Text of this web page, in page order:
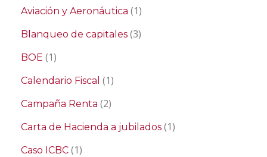
Aviación y Aeronáutica (1)
Blanqueo de capitales (3)
BOE (1)
Calendario Fiscal (1)
Campaña Renta (2)
Carta de Hacienda a jubilados (1)
Caso ICBC (1)